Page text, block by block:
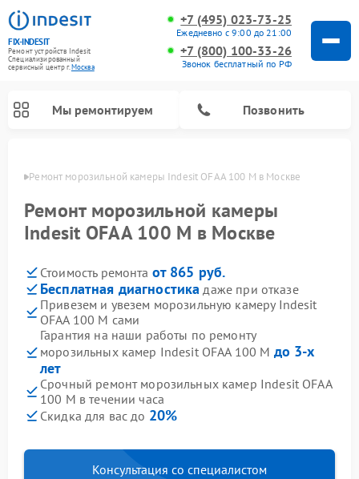
FIX-INDESIT
Ремонт устройств Indesit
Специализированный
cервисный центр г.Москва
+7 (495) 023-73-25
Ежедневно с 9:00 до 21:00
+7 (800) 100-33-26
Звонок бесплатный по РФ
Мы ремонтируем Позвонить
Ремонт морозильной камеры Indesit OFAA 100 M в Москве
Ремонт морозильной камеры
Indesit OFAA 100 M в Москве
Стоимость ремонта от 865 руб.
Бесплатная диагностика даже при отказе
Привезем и увезем морозильную камеру Indesit
OFAA 100 M сами
Гарантия на наши работы по ремонту
морозильных камер Indesit OFAA 100 M до 3-х
лет
Срочный ремонт морозильных камер Indesit OFAA
100 M в течении часа
Скидка для вас до 20%
Консультация со специалистом